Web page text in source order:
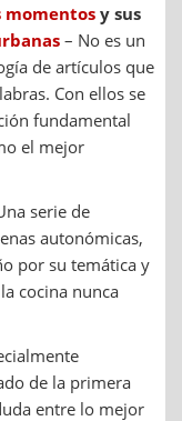
momentos y sus
– No es un
de artículos que
Con ellos se
fundamental
el mejor
serie de
autonómicas,
por su temática y
cocina nunca
de la primera
entre lo mejor